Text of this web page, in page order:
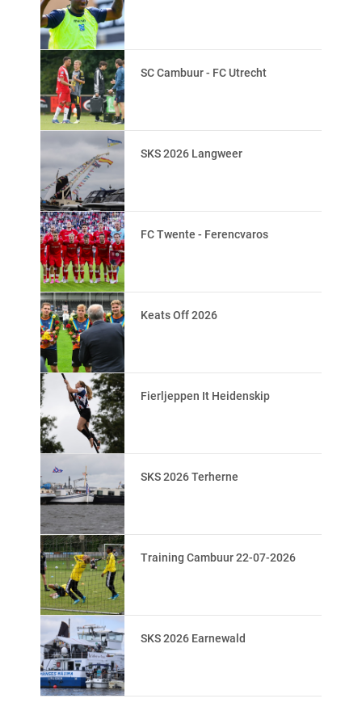
SC Cambuur - FC Utrecht
SKS 2026 Langweer
FC Twente - Ferencvaros
Keats Off 2026
Fierljeppen It Heidenskip
SKS 2026 Terherne
Training Cambuur 22-07-2026
SKS 2026 Earnewald